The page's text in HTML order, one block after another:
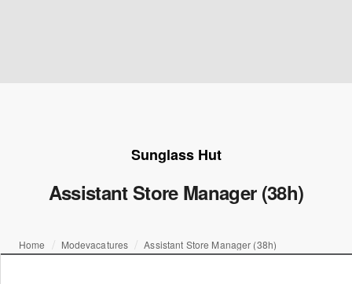
Sunglass Hut
Assistant Store Manager (38h)
Home Modevacatures Assistant Store Manager (38h)